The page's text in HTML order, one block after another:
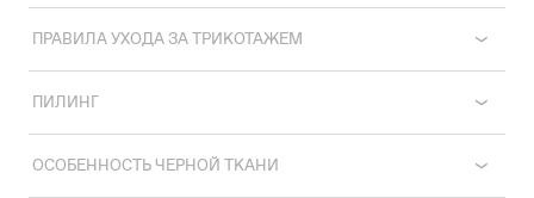
ПРАВИЛА УХОДА ЗА ТРИКОТАЖЕМ
ПИЛИНГ
ОСОБЕННОСТЬ ЧЕРНОЙ ТКАНИ